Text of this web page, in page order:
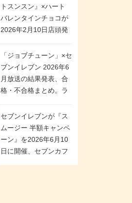
ドになって登場!
ンジアップで手軽に楽
しめる冷凍食品。2個入
り
トスンスン』×ハート
バレンタインチョコが
2026年2月10日店頭発
チョコ」「チョコ缶」
「ツインギフト」が登
場
「ジョブチューン」×セ
ブンイレブン 2026年6
月放送の結果発表、合
格・不合格まとめ。ラ
合格「金のハンバー
グ」。満場一致合格数
は6商品、合格数は2商
品。TVerでの見逃し配
セブンイレブンが『ス
ムージー 半額キャンペ
ーン』を2026年6月10
日に開催、セブンカフ